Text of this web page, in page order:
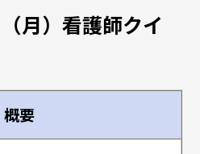
月）看護師クイ
概要